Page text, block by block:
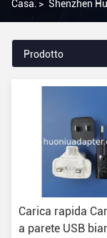
Casa. > Shenzhen
Prodotto
Carica rapida
a parete USB